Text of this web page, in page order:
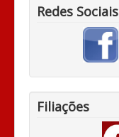
Redes Sociais
Filiações